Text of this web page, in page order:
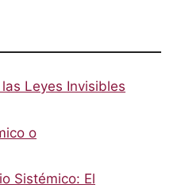
Leyes Invisibles
o
Sistémico: El